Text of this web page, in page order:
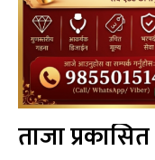
ताजा प्रकासित